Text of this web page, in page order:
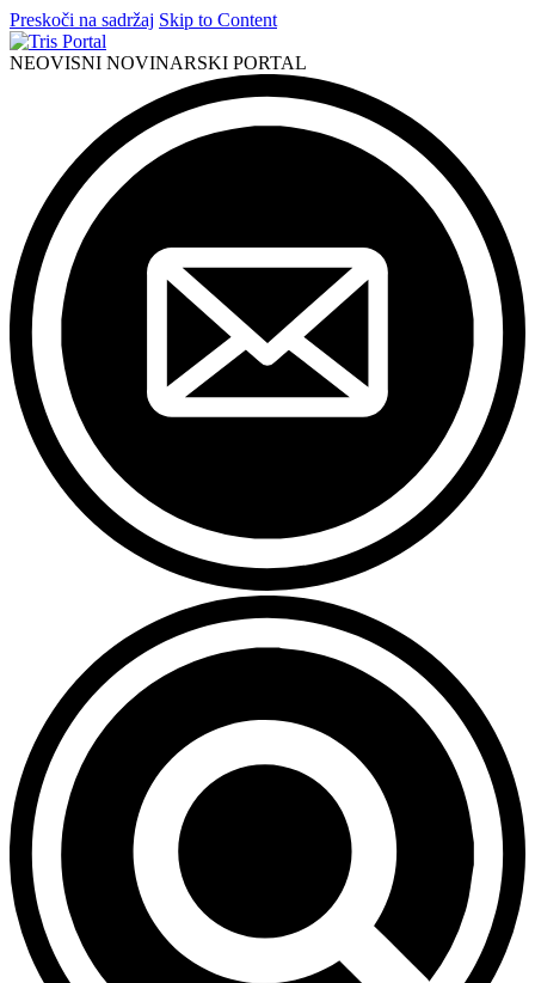
Preskoči na sadržaj Skip to Content
NEOVISNI NOVINARSKI PORTAL